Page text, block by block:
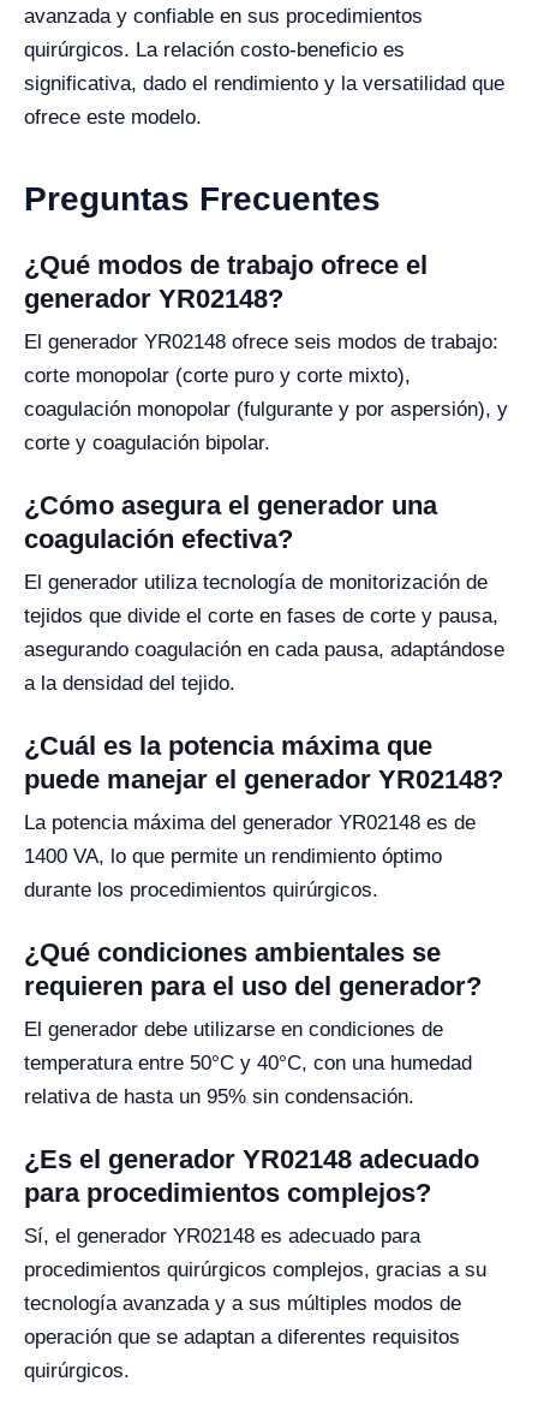
avanzada y confiable en sus procedimientos
quirúrgicos. La relación costo-beneficio es
significativa, dado el rendimiento y la versatilidad que
ofrece este modelo.
Preguntas Frecuentes
¿Qué modos de trabajo ofrece el
generador YR02148?
El generador YR02148 ofrece seis modos de trabajo:
corte monopolar (corte puro y corte mixto),
coagulación monopolar (fulgurante y por aspersión), y
corte y coagulación bipolar.
¿Cómo asegura el generador una
coagulación efectiva?
El generador utiliza tecnología de monitorización de
tejidos que divide el corte en fases de corte y pausa,
asegurando coagulación en cada pausa, adaptándose
a la densidad del tejido.
¿Cuál es la potencia máxima que
puede manejar el generador YR02148?
La potencia máxima del generador YR02148 es de
1400 VA, lo que permite un rendimiento óptimo
durante los procedimientos quirúrgicos.
¿Qué condiciones ambientales se
requieren para el uso del generador?
El generador debe utilizarse en condiciones de
temperatura entre 50°C y 40°C, con una humedad
relativa de hasta un 95% sin condensación.
¿Es el generador YR02148 adecuado
para procedimientos complejos?
Sí, el generador YR02148 es adecuado para
procedimientos quirúrgicos complejos, gracias a su
tecnología avanzada y a sus múltiples modos de
operación que se adaptan a diferentes requisitos
quirúrgicos.